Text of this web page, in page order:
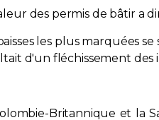
des permis de bâtir a
les plus marquées
d'un fléchissement des
Britannique et la